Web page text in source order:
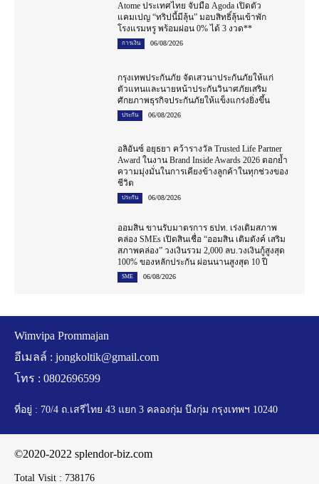
Atome ประเทศไทย จับมือ Agoda เปิดตัว
แคมเปญ “ทริปนี้มีลุ้น” มอบสิทธิ์ลุ้นเข้าพัก
โรงแรมหรู พร้อมผ่อน 0% ได้ 3 งวด**
การเงิน 06/08/2026
กรุงเทพประกันภัย จัดเสวนาประกันภัยให้แก่
ตัวแทนและนายหน้าประกันวินาศภัยเสริม
ศักยภาพธุรกิจประกันภัยให้แข็งแกร่งยิ่งขึ้น
ประกัน 06/08/2026
อลิอันซ์ อยุธยา คว้ารางวัล Trusted Life Partner
Award ในงาน Brand Inside Awards 2026 ตอกย้ำ
ความมุ่งมั่นในการเคียงข้างลูกค้าในทุกช่วงของ
ชีวิต
ประกัน 06/08/2026
ออมสิน ขานรับมาตรการ ธปท. เร่งเติมสภาพ
คล่อง SMEs เปิดสินเชื่อ “ออมสิน เติมตังค์ เสริม
สภาพคล่อง” วงเงินรวม 2,000 ลบ.วงเงินกู้สูงสุด
100% ของหลักประกัน ผ่อนนานสูงสุด 10 ปี
SME 06/08/2026
Wimvipa Prommajan
อีเมลล์ : jongkoltik@gmail.com
โทร : 0802696599
ที่อยู่ : 70/4 ถ.เสรีไทย 43 แยก 3 คลองกุ่ม บึงกุ่ม กรุงเทพฯ 10240
©2020-2022 splendor-biz.com
Total Visit : 738176